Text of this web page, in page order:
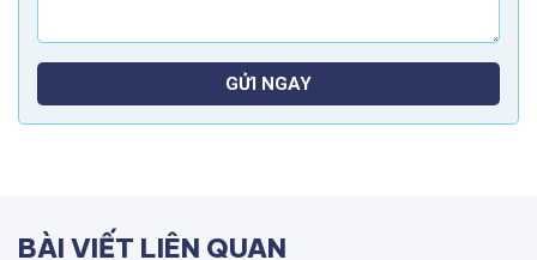
GỬI NGAY
BÀI VIẾT LIÊN QUAN